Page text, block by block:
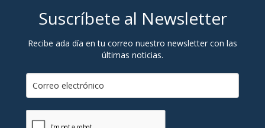
Suscríbete al Newsletter
Recibe ada día en tu correo nuestro newsletter con las
últimas noticias.